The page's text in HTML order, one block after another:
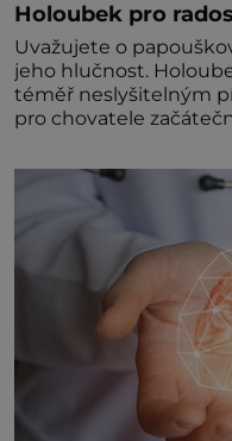
Holoubek pro
Uvažujete o
jeho hlučnost.
téměř neslyšitelným
pro chovatele
Hodně času tráví na
Jeho domovinou je
výjimkou pobřežní